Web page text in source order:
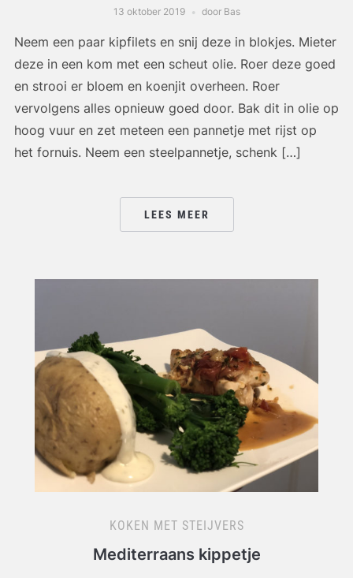
13 oktober 2019 door Bas
Neem een paar kipfilets en snij deze in blokjes. Mieter
deze in een kom met een scheut olie. Roer deze goed
en strooi er bloem en koenjit overheen. Roer
vervolgens alles opnieuw goed door. Bak dit in olie op
hoog vuur en zet meteen een pannetje met rijst op
het fornuis. Neem een steelpannetje, schenk […]
LEES MEER
KOKEN MET STEIJVERS
Mediterraans kippetje